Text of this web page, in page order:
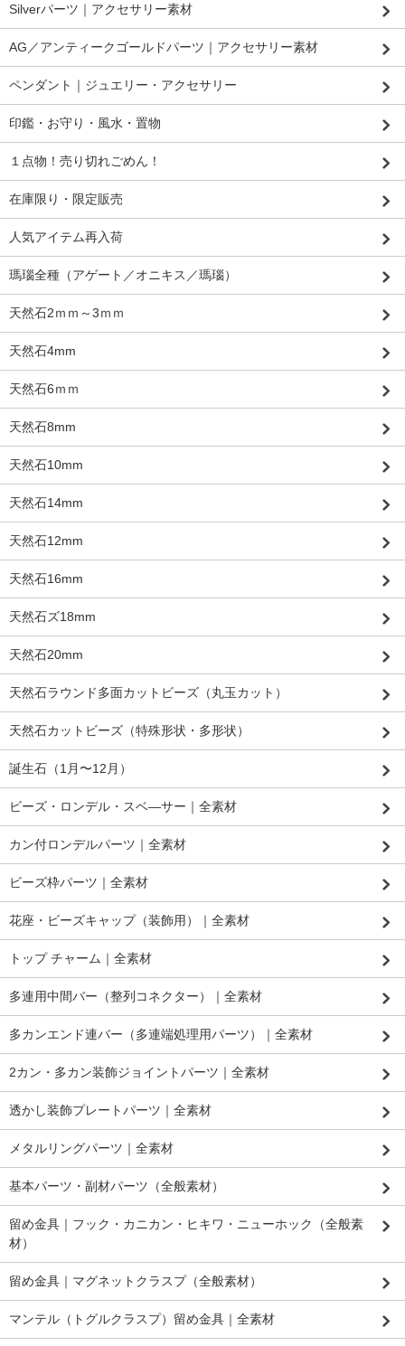
Silverパーツ｜アクセサリー素材
AG／アンティークゴールドパーツ｜アクセサリー素材
ペンダント｜ジュエリー・アクセサリー
印鑑・お守り・風水・置物
１点物！売り切れごめん！
在庫限り・限定販売
人気アイテム再入荷
瑪瑙全種（アゲート／オニキス／瑪瑙）
天然石2ｍｍ～3ｍｍ
天然石4mm
天然石6ｍｍ
天然石8mm
天然石10mm
天然石14mm
天然石12mm
天然石16mm
天然石ズ18mm
天然石20mm
天然石ラウンド多面カットビーズ（丸玉カット）
天然石カットビーズ（特殊形状・多形状）
誕生石（1月〜12月）
ビーズ・ロンデル・スベ―サー｜全素材
カン付ロンデルパーツ｜全素材
ビーズ枠パーツ｜全素材
花座・ビーズキャップ（装飾用）｜全素材
トップ チャーム｜全素材
多連用中間バー（整列コネクター）｜全素材
多カンエンド連バー（多連端処理用パーツ）｜全素材
2カン・多カン装飾ジョイントパーツ｜全素材
透かし装飾プレートパーツ｜全素材
メタルリングパーツ｜全素材
基本パーツ・副材パーツ（全般素材）
留め金具｜フック・カニカン・ヒキワ・ニューホック（全般素
材）
留め金具｜マグネットクラスプ（全般素材）
マンテル（トグルクラスプ）留め金具｜全素材